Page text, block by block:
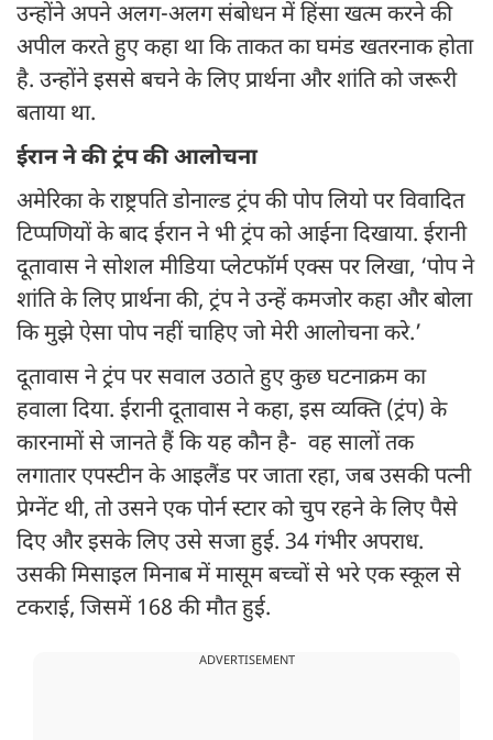
उन्होंने अपने अलग-अलग संबोधन में हिंसा खत्म करने की
अपील करते हुए कहा था कि ताकत का घमंड खतरनाक होता
है. उन्होंने इससे बचने के लिए प्रार्थना और शांति को जरूरी
बताया था.
ईरान ने की ट्रंप की आलोचना
अमेरिका के राष्ट्रपति डोनाल्ड ट्रंप की पोप लियो पर विवादित
टिप्पणियों के बाद ईरान ने भी ट्रंप को आईना दिखाया. ईरानी
दूतावास ने सोशल मीडिया प्लेटफॉर्म एक्स पर लिखा, ‘पोप ने
शांति के लिए प्रार्थना की, ट्रंप ने उन्हें कमजोर कहा और बोला
कि मुझे ऐसा पोप नहीं चाहिए जो मेरी आलोचना करे.’
दूतावास ने ट्रंप पर सवाल उठाते हुए कुछ घटनाक्रम का
हवाला दिया. ईरानी दूतावास ने कहा, इस व्यक्ति (ट्रंप) के
कारनामों से जानते हैं कि यह कौन है- वह सालों तक
लगातार एपस्टीन के आइलैंड पर जाता रहा, जब उसकी पत्नी
प्रेग्नेंट थी, तो उसने एक पोर्न स्टार को चुप रहने के लिए पैसे
दिए और इसके लिए उसे सजा हुई. 34 गंभीर अपराध.
उसकी मिसाइल मिनाब में मासूम बच्चों से भरे एक स्कूल से
टकराई, जिसमें 168 की मौत हुई.
ADVERTISEMENT